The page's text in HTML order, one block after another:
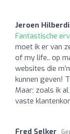
Jeroen
Fantastische
moet ik er van
of my life.. op
websites die
kunnen geven!
Maar; zoals ik
vaste
Fred Selker